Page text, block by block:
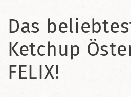
Das
Ketchup
FELIX!